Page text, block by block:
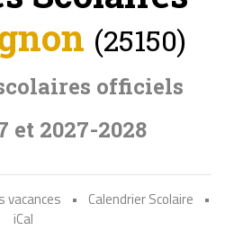
(25150)
officiels
et 2027-2028
vacances • Calendrier Scolaire
•
iCal